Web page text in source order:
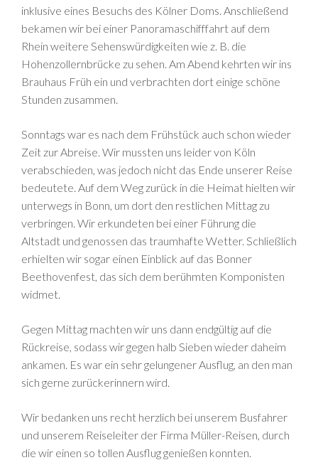
inklusive eines Besuchs des Kölner Doms. Anschließend
bekamen wir bei einer Panoramaschifffahrt auf dem
Rhein weitere Sehenswürdigkeiten wie z. B. die
Hohenzollernbrücke zu sehen. Am Abend kehrten wir ins
Brauhaus Früh ein und verbrachten dort einige schöne
Stunden zusammen.
Sonntags war es nach dem Frühstück auch schon wieder
Zeit zur Abreise. Wir mussten uns leider von Köln
verabschieden, was jedoch nicht das Ende unserer Reise
bedeutete. Auf dem Weg zurück in die Heimat hielten wir
unterwegs in Bonn, um dort den restlichen Mittag zu
verbringen. Wir erkundeten bei einer Führung die
Altstadt und genossen das traumhafte Wetter. Schließlich
erhielten wir sogar einen Einblick auf das Bonner
Beethovenfest, das sich dem berühmten Komponisten
widmet.
Gegen Mittag machten wir uns dann endgültig auf die
Rückreise, sodass wir gegen halb Sieben wieder daheim
ankamen. Es war ein sehr gelungener Ausflug, an den man
sich gerne zurückerinnern wird.
Wir bedanken uns recht herzlich bei unserem Busfahrer
und unserem Reiseleiter der Firma Müller-Reisen, durch
die wir einen so tollen Ausflug genießen konnten.